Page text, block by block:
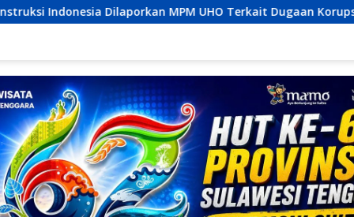
UHO Terkait Dugaan Korupsi dan Material Ilegal Proyek